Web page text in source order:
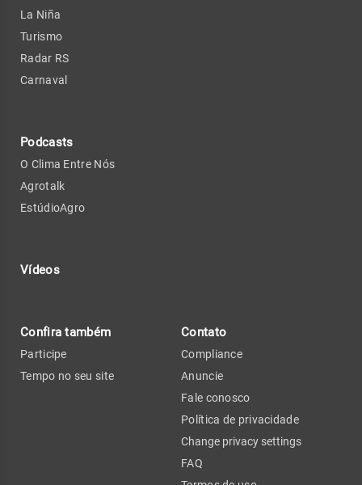
La Niña
Turismo
Radar RS
Carnaval
Podcasts
O Clima Entre Nós
Agrotalk
EstúdioAgro
Vídeos
Confira também
Participe
Tempo no seu site
Contato
Compliance
Anuncie
Fale conosco
Política de privacidade
Change privacy settings
FAQ